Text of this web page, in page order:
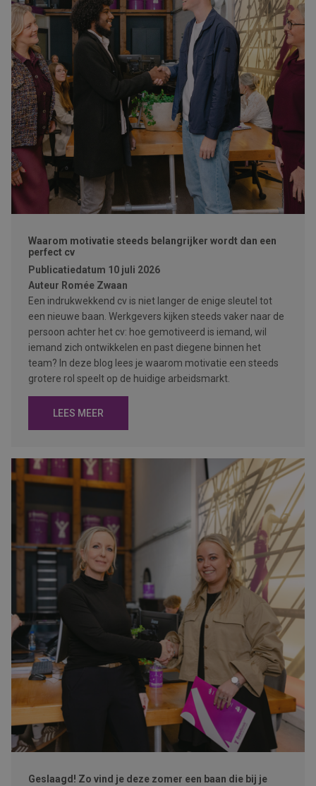
Waarom motivatie steeds belangrijker wordt dan een
perfect cv
Publicatiedatum 10 juli 2026
Auteur Romée Zwaan
Een indrukwekkend cv is niet langer de enige sleutel tot
een nieuwe baan. Werkgevers kijken steeds vaker naar de
persoon achter het cv: hoe gemotiveerd is iemand, wil
iemand zich ontwikkelen en past diegene binnen het
team? In deze blog lees je waarom motivatie een steeds
grotere rol speelt op de huidige arbeidsmarkt.
LEES MEER
Geslaagd! Zo vind je deze zomer een baan die bij je